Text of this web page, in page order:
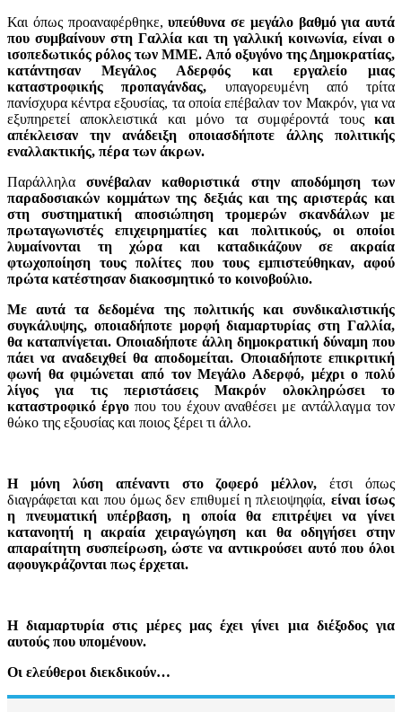
Και όπως προαναφέρθηκε,υπεύθυνα σε μεγάλο βαθμό για αυτά
που συμβαίνουν στη Γαλλία και τη γαλλική κοινωνία, είναι ο
ισοπεδωτικός ρόλος των ΜΜΕ. Από οξυγόνο της Δημοκρατίας,
κατάντησαν Μεγάλος Αδερφός και εργαλείο μιας
καταστροφικής προπαγάνδας, υπαγορευμένη από τρίτα
πανίσχυρα κέντρα εξουσίας, τα οποία επέβαλαν τον Μακρόν, για να
εξυπηρετεί αποκλειστικά και μόνο τα συμφέροντά τους και
απέκλεισαν την ανάδειξη οποιασδήποτε άλλης πολιτικής
εναλλακτικής, πέρα των άκρων.
Παράλληλασυνέβαλαν καθοριστικά στην αποδόμηση των
παραδοσιακών κομμάτων της δεξιάς και της αριστεράς και
στη συστηματική αποσιώπηση τρομερών σκανδάλων με
πρωταγωνιστές επιχειρηματίες και πολιτικούς, οι οποίοι
λυμαίνονται τη χώρα και καταδικάζουν σε ακραία
φτωχοποίηση τους πολίτες που τους εμπιστεύθηκαν, αφού
πρώτα κατέστησαν διακοσμητικό το κοινοβούλιο.
Με αυτά τα δεδομένα της πολιτικής και συνδικαλιστικής
συγκάλυψης, οποιαδήποτε μορφή διαμαρτυρίας στη Γαλλία,
θα καταπνίγεται. Οποιαδήποτε άλλη δημοκρατική δύναμη που
πάει να αναδειχθεί θα αποδομείται. Οποιαδήποτε επικριτική
φωνή θα φιμώνεται από τον Μεγάλο Αδερφό, μέχρι ο πολύ
λίγος για τις περιστάσεις Μακρόν ολοκληρώσει το
καταστροφικό έργοπου του έχουν αναθέσει με αντάλλαγμα τον
θώκο της εξουσίας και ποιος ξέρει τι άλλο.
Η μόνη λύση απέναντι στο ζοφερό μέλλον, έτσι όπως
διαγράφεται και που όμως δεν επιθυμεί η πλειοψηφία, είναι ίσως
η πνευματική υπέρβαση, η οποία θα επιτρέψει να γίνει
κατανοητή η ακραία χειραγώγηση και θα οδηγήσει στην
απαραίτητη συσπείρωση, ώστε να αντικρούσει αυτό που όλοι
αφουγκράζονται πως έρχεται.
Η διαμαρτυρία στις μέρες μας έχει γίνει μια διέξοδος για
αυτούς που υπομένουν.
Οι ελεύθεροι διεκδικούν…